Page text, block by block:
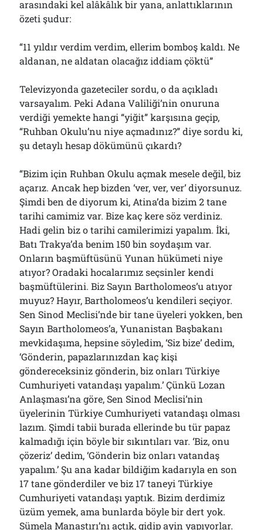
arasındaki kel alâkâlık bir yana, anlattıklarının
özeti şudur:
“11 yıldır verdim verdim, ellerim bomboş kaldı. Ne
aldanan, ne aldatan olacağız iddiam çöktü”
Televizyonda gazeteciler sordu, o da açıkladı
varsayalım. Peki Adana Valiliği’nin onuruna
verdiği yemekte hangi “yiğit” karşısına geçip,
“Ruhban Okulu’nu niye açmadınız?” diye sordu ki,
şu detaylı hesap dökümünü çıkardı?
“Bizim için Ruhban Okulu açmak mesele değil, biz
açarız. Ancak hep bizden ‘ver, ver, ver’ diyorsunuz.
Şimdi ben de diyorum ki, Atina’da bizim 2 tane
tarihi camimiz var. Bize kaç kere söz verdiniz.
Hadi gelin biz o tarihi camilerimizi yapalım. İki,
Batı Trakya’da benim 150 bin soydaşım var.
Onların başmüftüsünü Yunan hükümeti niye
atıyor? Oradaki hocalarımız seçsinler kendi
başmüftülerini. Biz Sayın Bartholomeos’u atıyor
muyuz? Hayır, Bartholomeos’u kendileri seçiyor.
Sen Sinod Meclisi’nde bir tane üyeleri yokken, ben
Sayın Bartholomeos’a, Yunanistan Başbakanı
mevkidaşıma, hepsine söyledim, ‘Siz bize’ dedim,
‘Gönderin, papazlarınızdan kaç kişi
göndereceksiniz gönderin, biz onları Türkiye
Cumhuriyeti vatandaşı yapalım.’ Çünkü Lozan
Anlaşması’na göre, Sen Sinod Meclisi’nin
üyelerinin Türkiye Cumhuriyeti vatandaşı olması
lazım. Şimdi tabii burada ellerinde bu tür papaz
kalmadığı için böyle bir sıkıntıları var. ‘Biz, onu
çözeriz’ dedim, ‘Gönderin biz onları vatandaş
yapalım.’ Şu ana kadar bildiğim kadarıyla en son
17 tane gönderdiler ve biz 17 taneyi Türkiye
Cumhuriyeti vatandaşı yaptık. Bizim derdimiz
üzüm yemek, ama bunlarda böyle bir dert yok.
Sümela Manastırı’nı açtık, gidip ayin yapıyorlar.